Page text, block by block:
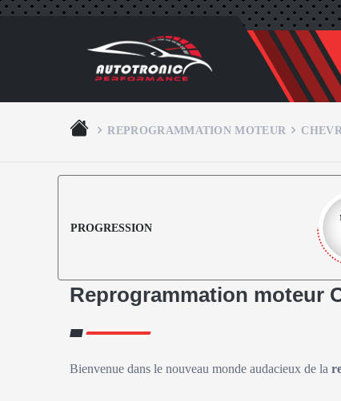
REPROGRAMMATION MOTEUR
PROGRESSION
Reprogrammation moteur
Bienvenue dans le nouveau monde audacieux de la